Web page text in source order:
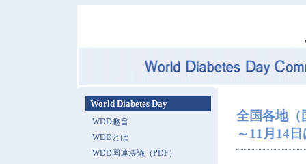
全国各地（
～11月14
World Diabetes Day
WDD趣旨
WDDとは
WDD国連決議（PDF）